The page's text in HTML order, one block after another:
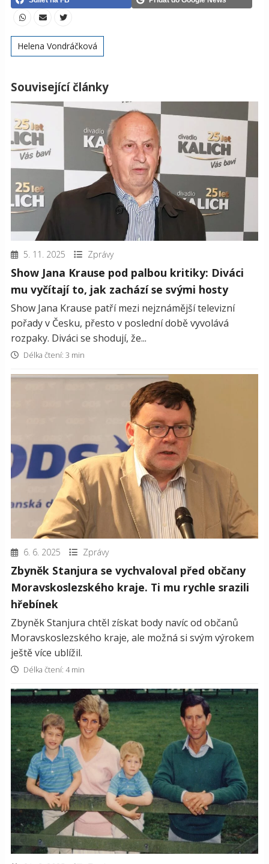
Helena Vondráčková
Související články
5. 11. 2025 Zprávy
Show Jana Krause pod palbou kritiky: Diváci
mu vyčítají to, jak zachází se svými hosty
Show Jana Krause patří mezi nejznámější televizní
pořady v Česku, přesto v poslední době vyvolává
rozpaky. Diváci se shodují, že...
Délka čtení: 3 min
6. 6. 2025 Zprávy
Zbyněk Stanjura se vychvaloval před občany
Moravskoslezského kraje. Ti mu rychle srazili
hřebínek
Zbyněk Stanjura chtěl získat body navíc od občanů
Moravskoslezského kraje, ale možná si svým výrokem
ještě více ublížil.
Délka čtení: 4 min